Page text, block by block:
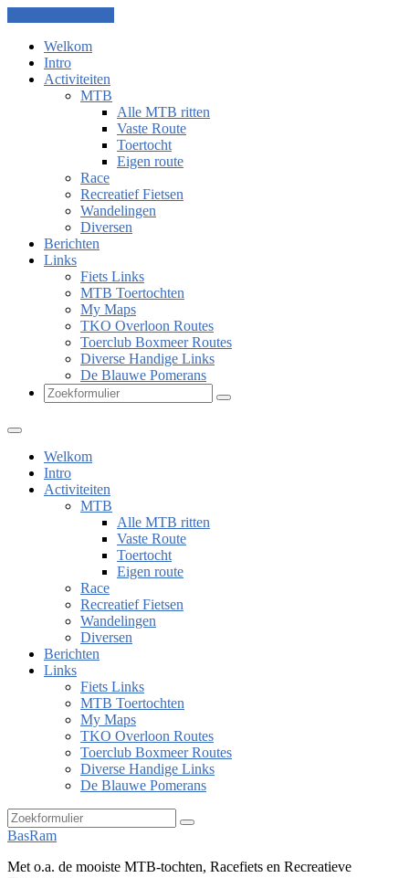
Welkom
Intro
Activiteiten
MTB
Alle MTB ritten
Vaste Route
Toertocht
Eigen route
Race
Recreatief Fietsen
Wandelingen
Diversen
Berichten
Links
Fiets Links
MTB Toertochten
My Maps
TKO Overloon Routes
Toerclub Boxmeer Routes
Diverse Handige Links
De Blauwe Pomerans
Zoeken
Welkom
Intro
Activiteiten
MTB
Alle MTB ritten
Vaste Route
Toertocht
Eigen route
Race
Recreatief Fietsen
Wandelingen
Diversen
Berichten
Links
Fiets Links
MTB Toertochten
My Maps
TKO Overloon Routes
Toerclub Boxmeer Routes
Diverse Handige Links
De Blauwe Pomerans
Zoeken
BasRam
Met o.a. de mooiste MTB-tochten, Racefiets en Recreatieve